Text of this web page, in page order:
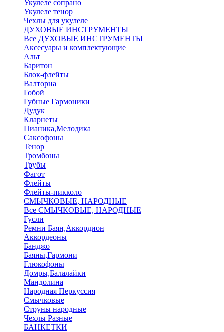
Укулеле сопрано
Укулеле тенор
Чехлы для укулеле
ДУХОВЫЕ ИНСТРУМЕНТЫ
Все ДУХОВЫЕ ИНСТРУМЕНТЫ
Аксесуары и комплектующие
Альт
Баритон
Блок-флейты
Валторна
Гобой
Губные Гармоники
Дудук
Кларнеты
Пианика,Мелодика
Саксофоны
Тенор
Тромбоны
Трубы
Фагот
Флейты
Флейты-пикколо
СМЫЧКОВЫЕ, НАРОДНЫЕ
Все СМЫЧКОВЫЕ, НАРОДНЫЕ
Гусли
Ремни Баян,Аккордион
Аккордеоны
Банджо
Баяны,Гармони
Глюкофоны
Домры,Балалайки
Мандолина
Народная Перкуссия
Смычковые
Струны народные
Чехлы Разные
БАНКЕТКИ